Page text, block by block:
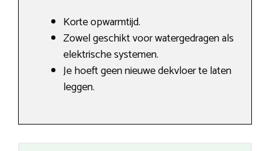
Korte opwarmtijd.
Zowel geschikt voor watergedragen als
elektrische systemen.
Je hoeft geen nieuwe dekvloer te laten
leggen.